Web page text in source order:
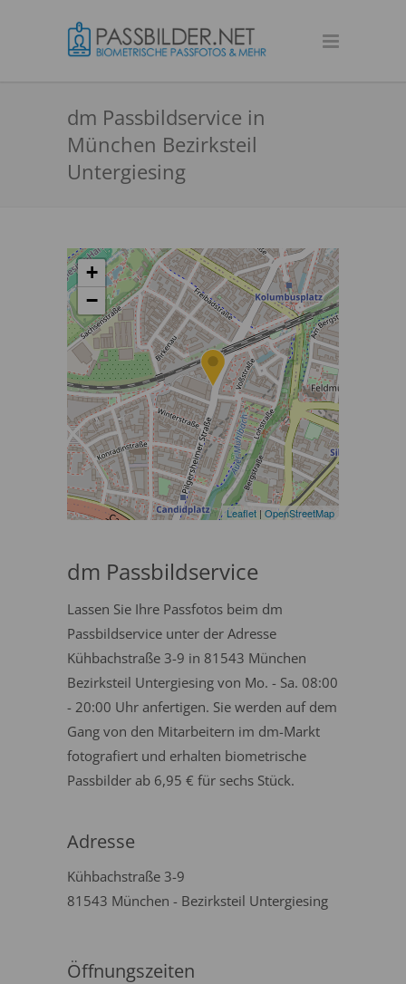
dm Passbildservice in
München Bezirksteil
Untergiesing
+
−
Leaflet | OpenStreetMap
dm Passbildservice
Lassen Sie Ihre Passfotos beim dm
Passbildservice unter der Adresse
Kühbachstraße 3-9 in 81543 München
Bezirksteil Untergiesing von Mo. - Sa. 08:00
- 20:00 Uhr anfertigen. Sie werden auf dem
Gang von den Mitarbeitern im dm-Markt
fotografiert und erhalten biometrische
Passbilder ab 6,95 € für sechs Stück.
Adresse
Kühbachstraße 3-9
81543 München - Bezirksteil Untergiesing
Öffnungszeiten